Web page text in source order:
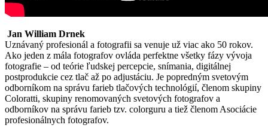
Jan William Drnek
Uznávaný profesionál a fotografii sa venuje už viac ako 50 rokov.
Ako jeden z mála fotografov ovláda perfektne všetky fázy vývoja
fotografie – od teórie ľudskej percepcie, snímania, digitálnej
postprodukcie cez tlač až po adjustáciu. Je popredným svetovým
odborníkom na správu farieb tlačových technológií, členom skupiny
Coloratti, skupiny renomovaných svetových fotografov a
odborníkov na správu farieb tzv. colorguru a tiež členom Asociácie
profesionálnych fotografov.